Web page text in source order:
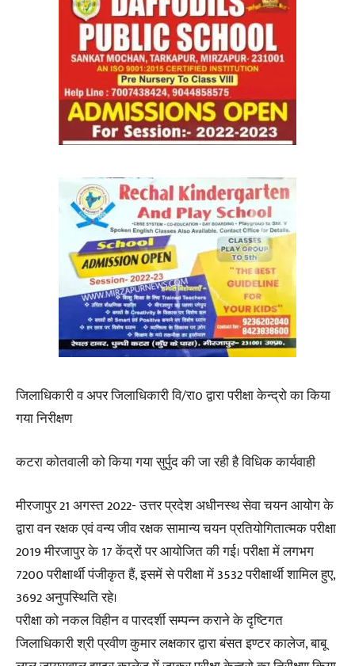
जिलाधिकारी व अपर जिलाधिकारी वि/रा0 द्वारा परीक्षा केन्द्रो का किया
गया निरीक्षण
कटरा कोतवाली को किया गया सुर्पुद की जा रही है विधिक कार्यवाही
मीरजापुर 21 अगस्त 2022- उत्तर प्रदेश अधीनस्थ सेवा चयन आयोग के
द्वारा वन रक्षक एवं वन्य जीव रक्षक सामान्य चयन प्रतियोगितात्मक परीक्षा
2019 मीरजापुर के 17 केंद्रों पर आयोजित की गई। परीक्षा में लगभग
7200 परीक्षार्थी पंजीकृत हैं, इसमें से परीक्षा में 3532 परीक्षार्थी शामिल हुए,
3692 अनुपस्थिति रहे।
परीक्षा को नकल विहीन व पारदर्शी सम्पन्न कराने के दृष्टिगत
जिलाधिकारी श्री प्रवीण कुमार लक्षकार द्वारा बंसत इण्टर कालेज, बाबू